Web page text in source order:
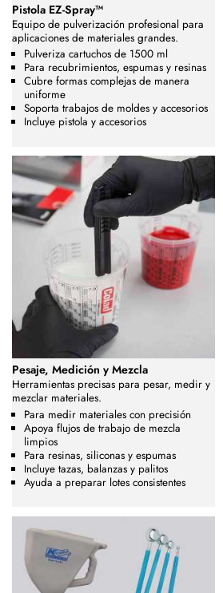
Pistola EZ-Spray™
Equipo de pulverización profesional para
aplicaciones de materiales grandes.
Pulveriza cartuchos de 1500 ml
Para recubrimientos, espumas y resinas
Cubre formas complejas de manera
uniforme
Soporta trabajos de moldes y accesorios
Incluye pistola y accesorios
Pesaje, Medición y Mezcla
Herramientas precisas para pesar, medir y
mezclar materiales.
Para medir materiales con precisión
Apoya flujos de trabajo de mezcla
limpios
Para resinas, siliconas y espumas
Incluye tazas, balanzas y palitos
Ayuda a preparar lotes consistentes